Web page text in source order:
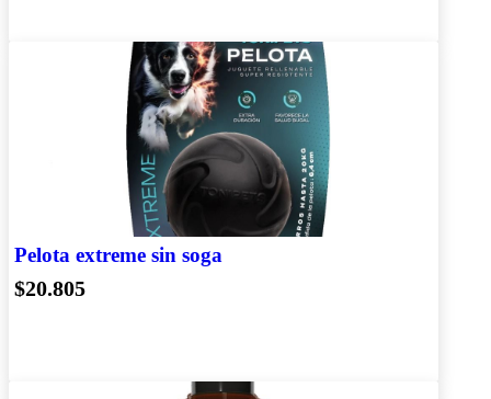
Pelota extreme sin soga
$20.805